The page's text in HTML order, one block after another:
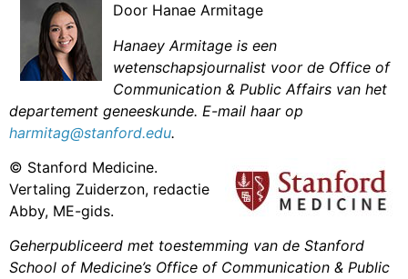
Door Hanae Armitage
Hanaey Armitage is een
wetenschapsjournalist voor de Office of
Communication & Public Affairs van het
departement geneeskunde. E-mail haar op
harmitag@stanford.edu.
© Stanford Medicine.
Vertaling Zuiderzon, redactie
Abby, ME-gids.
Geherpubliceerd met toestemming van de Stanford
School of Medicine’s Office of Communication & Public